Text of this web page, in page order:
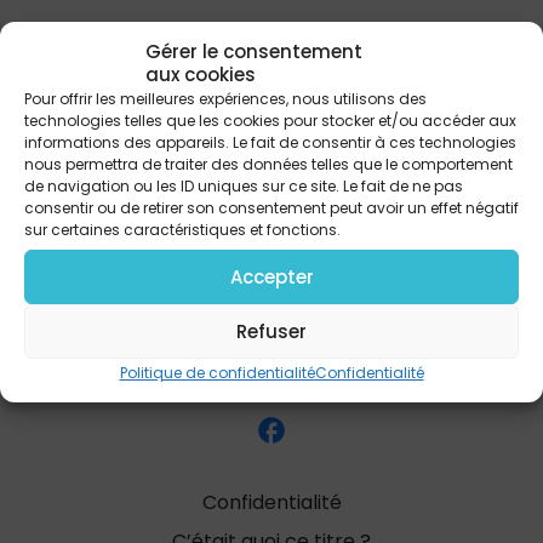
Gérer le consentement
aux cookies
Pour offrir les meilleures expériences, nous utilisons des
technologies telles que les cookies pour stocker et/ou accéder aux
informations des appareils. Le fait de consentir à ces technologies
nous permettra de traiter des données telles que le comportement
de navigation ou les ID uniques sur ce site. Le fait de ne pas
consentir ou de retirer son consentement peut avoir un effet négatif
sur certaines caractéristiques et fonctions.
Accepter
Refuser
Politique de confidentialitéConfidentialité
PARTAGER
Confidentialité